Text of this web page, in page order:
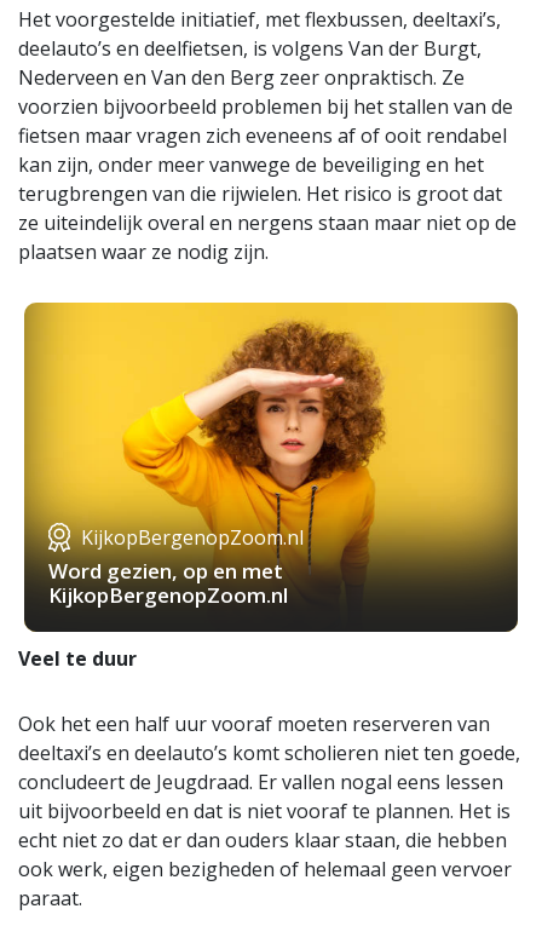
Het voorgestelde initiatief, met flexbussen, deeltaxi’s,
deelauto’s en deelfietsen, is volgens Van der Burgt,
Nederveen en Van den Berg zeer onpraktisch. Ze
voorzien bijvoorbeeld problemen bij het stallen van de
fietsen maar vragen zich eveneens af of ooit rendabel
kan zijn, onder meer vanwege de beveiliging en het
terugbrengen van die rijwielen. Het risico is groot dat
ze uiteindelijk overal en nergens staan maar niet op de
plaatsen waar ze nodig zijn.
KijkopBergenopZoom.nl
Word gezien, op en met
KijkopBergenopZoom.nl
Veel te duur
Ook het een half uur vooraf moeten reserveren van
deeltaxi’s en deelauto’s komt scholieren niet ten goede,
concludeert de Jeugdraad. Er vallen nogal eens lessen
uit bijvoorbeeld en dat is niet vooraf te plannen. Het is
echt niet zo dat er dan ouders klaar staan, die hebben
ook werk, eigen bezigheden of helemaal geen vervoer
paraat.